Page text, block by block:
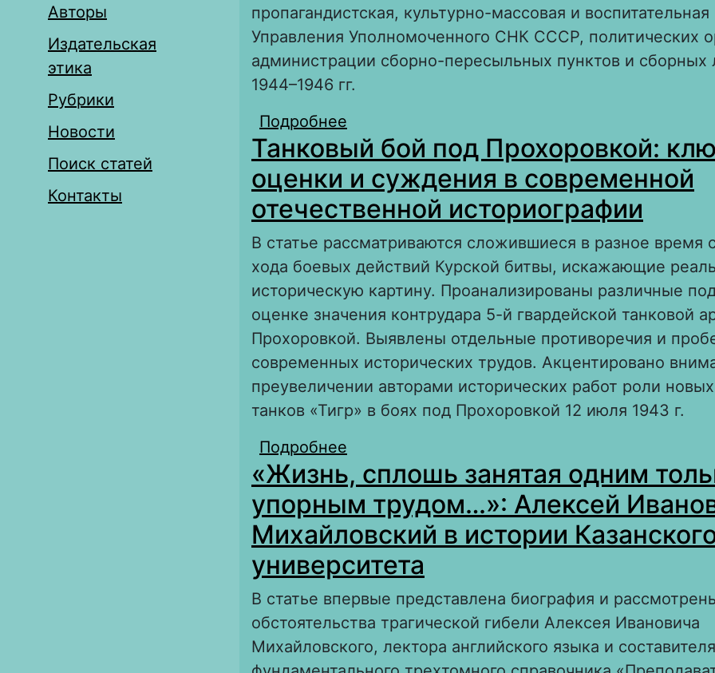
Авторы
Издательская
этика
Рубрики
Новости
Поиск статей
Контакты
пропагандистская, культурно-массовая и воспитательная
Управления Уполномоченного СНК СССР, политических
администрации сборно-пересыльных пунктов и сборных
1944–1946 гг.
Подробнее
массовой и воспитательной работы среди
репатриантов (1944–1946)
Танковый бой под Прохоровкой:
оценки и суждения в современной
отечественной историографии
В статье рассматриваются сложившиеся в разное время
хода боевых действий Курской битвы, искажающие
историческую картину. Проанализированы различные
оценке значения контрудара 5-й гвардейской танковой
Прохоровкой. Выявлены отдельные противоречия и
современных исторических трудов. Акцентировано
преувеличении авторами исторических работ роли
танков «Тигр» в боях под Прохоровкой 12 июля 1943 г.
Подробнее
суждения в современной отечественной
«Жизнь, сплошь занятая одним
упорным трудом…»: Алексей
Михайловский в истории
университета
В статье впервые представлена биография и
обстоятельства трагической гибели Алексея Ивановича
Михайловского, лектора английского языка и составителя